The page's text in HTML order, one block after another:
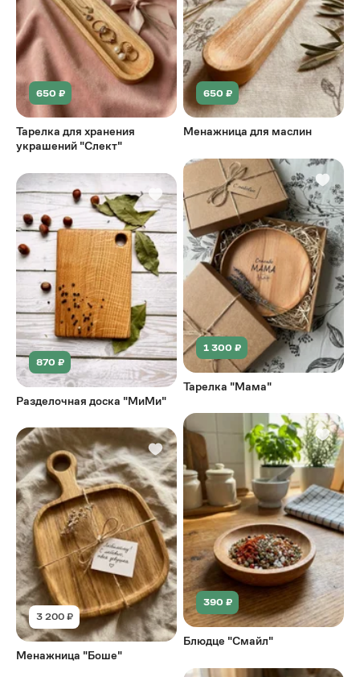
650 ₽
Тарелка для хранения
украшений "Слект"
870 ₽
Разделочная доска "МиМи"
3 200 ₽
Менажница "Боше"
650 ₽
Менажница для маслин
1 300 ₽
Тарелка "Мама"
390 ₽
Блюдце "Смайл"